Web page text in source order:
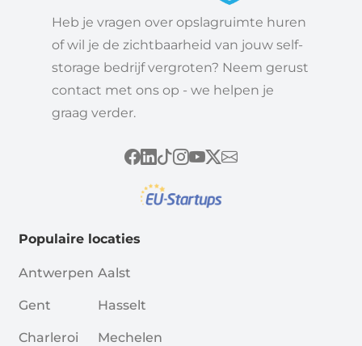
Heb je vragen over opslagruimte huren
of wil je de zichtbaarheid van jouw self-
storage bedrijf vergroten? Neem gerust
contact met ons op - we helpen je
graag verder.
Populaire locaties
Antwerpen
Gent
Charleroi
Aalst
Hasselt
Mechelen